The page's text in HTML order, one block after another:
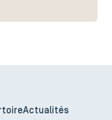
Actualités